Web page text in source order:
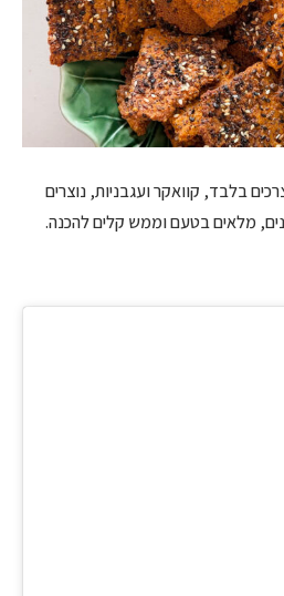
לא יאמן איך מ-2 מצרכים בלבד, קוואקר ועגבניות, נוצרים
מלאים בטעם וממש קלים להכנה.